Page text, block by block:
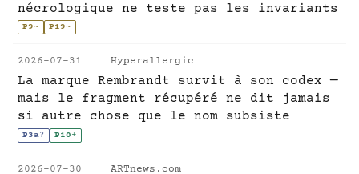
nécrologique ne teste pas les invariants
P9~ P19~
2026-07-31 Hyperallergic
La marque Rembrandt survit à son codex —
mais le fragment récupéré ne dit jamais
si autre chose que le nom subsiste
P3a? P10+
2026-07-30 ARTnews.com